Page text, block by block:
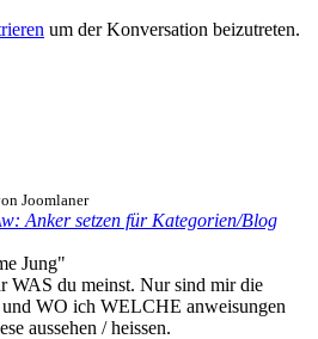
um der Konversation beizutreten.
Joomlaner
Anker setzen für Kategorien/Blog
Jung"
WAS du meinst. Nur sind mir die
WO ich WELCHE anweisungen
aussehen / heissen.